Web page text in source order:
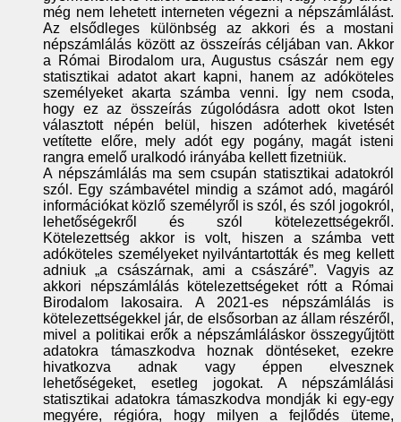
még nem lehetett interneten végezni a népszámlálást.
Az elsődleges különbség az akkori és a mostani
népszámlálás között az összeírás céljában van. Akkor
a Római Birodalom ura, Augustus császár nem egy
statisztikai adatot akart kapni, hanem az adóköteles
személyeket akarta számba venni. Így nem csoda,
hogy ez az összeírás zúgolódásra adott okot Isten
választott népén belül, hiszen adóterhek kivetését
vetítette előre, mely adót egy pogány, magát isteni
rangra emelő uralkodó irányába kellett fizetniük.
A népszámlálás ma sem csupán statisztikai adatokról
szól. Egy számbavétel mindig a számot adó, magáról
információkat közlő személyről is szól, és szól jogokról,
lehetőségekről és szól kötelezettségekről.
Kötelezettség akkor is volt, hiszen a számba vett
adóköteles személyeket nyilvántartották és meg kellett
adniuk „a császárnak, ami a császáré”. Vagyis az
akkori népszámlálás kötelezettségeket rótt a Római
Birodalom lakosaira. A 2021-es népszámlálás is
kötelezettségekkel jár, de elsősorban az állam részéről,
mivel a politikai erők a népszámláláskor összegyűjtött
adatokra támaszkodva hoznak döntéseket, ezekre
hivatkozva adnak vagy éppen elvesznek
lehetőségeket, esetleg jogokat. A népszámlálási
statisztikai adatokra támaszkodva mondják ki egy-egy
megyére, régióra, hogy milyen a fejlődés üteme,